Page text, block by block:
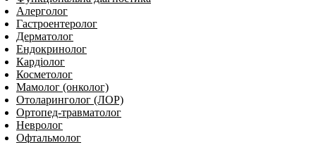
Алерголог
Гастроентеролог
Дерматолог
Ендокринолог
Кардіолог
Косметолог
Мамолог (онколог)
Отоларинголог (ЛОР)
Ортопед-травматолог
Невролог
Офтальмолог